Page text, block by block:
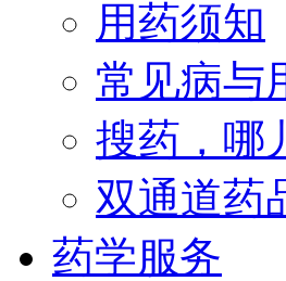
用药须知
常见病与
搜药，哪
双通道药
药学服务